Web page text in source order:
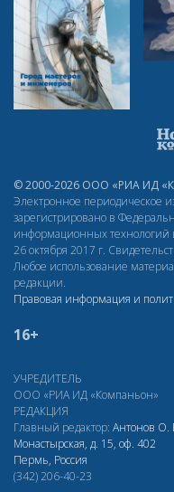
© 2000-2026 ООО «РИА ИД
Электронное периодическое
зарегистрировано в
информационных технологий
26 октября 2017 г.
Любое использование
редакции.
Правовая информация и
16+
УЧРЕДИТЕЛЬ
ООО «РИА ИД «Компаньон»
РЕДАКЦИЯ
Главный редактор: Антонов О.
Монастырская, д. 15, оф. 402
Пермь, Россия
(342) 206-40-23